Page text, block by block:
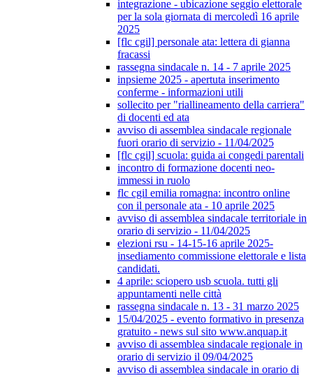
integrazione - ubicazione seggio elettorale
per la sola giornata di mercoledì 16 aprile
2025
[flc cgil] personale ata: lettera di gianna
fracassi
rassegna sindacale n. 14 - 7 aprile 2025
inpsieme 2025 - apertuta inserimento
conferme - informazioni utili
sollecito per "riallineamento della carriera"
di docenti ed ata
avviso di assemblea sindacale regionale
fuori orario di servizio - 11/04/2025
[flc cgil] scuola: guida ai congedi parentali
incontro di formazione docenti neo-
immessi in ruolo
flc cgil emilia romagna: incontro online
con il personale ata - 10 aprile 2025
avviso di assemblea sindacale territoriale in
orario di servizio - 11/04/2025
elezioni rsu - 14-15-16 aprile 2025-
insediamento commissione elettorale e lista
candidati.
4 aprile: sciopero usb scuola. tutti gli
appuntamenti nelle città
rassegna sindacale n. 13 - 31 marzo 2025
15/04/2025 - evento formativo in presenza
gratuito - news sul sito www.anquap.it
avviso di assemblea sindacale regionale in
orario di servizio il 09/04/2025
avviso di assemblea sindacale in orario di